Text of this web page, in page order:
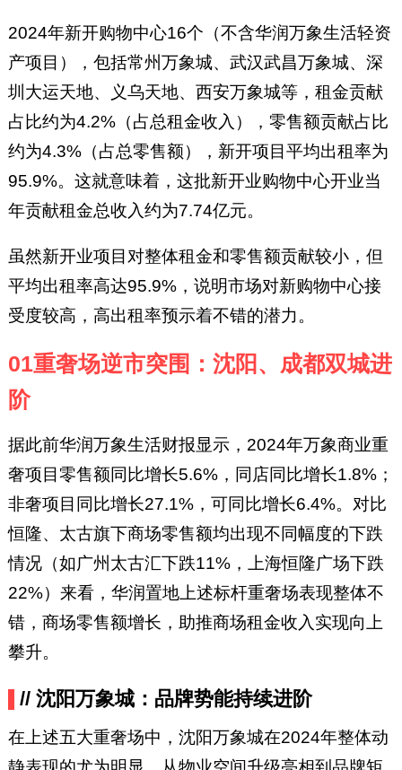
2024年新开购物中心16个（不含华润万象生活轻资
产项目），包括常州万象城、武汉武昌万象城、深
圳大运天地、义乌天地、西安万象城等，租金贡献
占比约为4.2%（占总租金收入），零售额贡献占比
约为4.3%（占总零售额），新开项目平均出租率为
95.9%。这就意味着，这批新开业购物中心开业当
年贡献租金总收入约为7.74亿元。
虽然新开业项目对整体租金和零售额贡献较小，但
平均出租率高达95.9%，说明市场对新购物中心接
受度较高，高出租率预示着不错的潜力。
01重奢场逆市突围：沈阳、成都双城进
阶
据此前华润万象生活财报显示，2024年万象商业重
奢项目零售额同比增长5.6%，同店同比增长1.8%；
非奢项目同比增长27.1%，可同比增长6.4%。对比
恒隆、太古旗下商场零售额均出现不同幅度的下跌
情况（如广州太古汇下跌11%，上海恒隆广场下跌
22%）来看，华润置地上述标杆重奢场表现整体不
错，商场零售额增长，助推商场租金收入实现向上
攀升。
// 沈阳万象城：品牌势能持续进阶
在上述五大重奢场中，沈阳万象城在2024年整体动